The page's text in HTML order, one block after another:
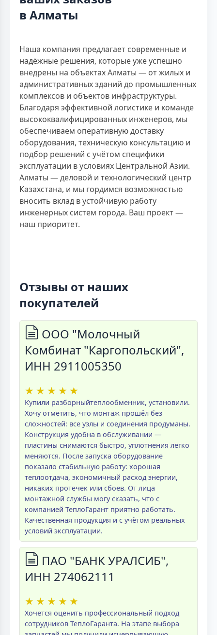
в Алматы
Наша компания предлагает современные и
надёжные решения, которые уже успешно
внедрены на объектах Алматы — от жилых и
административных зданий до промышленных
комплексов и объектов инфраструктуры.
Благодаря эффективной логистике и команде
высококвалифицированных инженеров, мы
обеспечиваем оперативную доставку
оборудования, техническую консультацию и
подбор решений с учётом специфики
эксплуатации в условиях Центральной Азии.
Алматы — деловой и технологический центр
Казахстана, и мы гордимся возможностью
вносить вклад в устойчивую работу
инженерных систем города. Ваш проект —
наш приоритет.
Отзывы от наших
покупателей
ООО "Молочный
Комбинат "Каргопольский",
ИНН 2911005350
★ ★ ★ ★ ★
Купили разборныйтеплообменник, установили.
Хочу отметить, что монтаж прошёл без
сложностей: все узлы и соединения продуманы.
Конструкция удобна в обслуживании —
пластины снимаются быстро, уплотнения легко
меняются. После запуска оборудование
показало стабильную работу: хорошая
теплоотдача, экономичный расход энергии,
никаких протечек или сбоев. От лица
монтажной службы могу сказать, что с
компанией ТеплоГарант приятно работать.
Качественная продукция и с учётом реальных
условий эксплуатации.
ПАО "БАНК УРАЛСИБ",
ИНН 274062111
★ ★ ★ ★ ★
Хочется оценить профессиональный подход
сотрудников ТеплоГаранта. На этапе выбора